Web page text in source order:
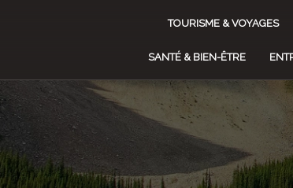
TOURISME & VOYAGES
SANTÉ & BIEN-ÊTRE